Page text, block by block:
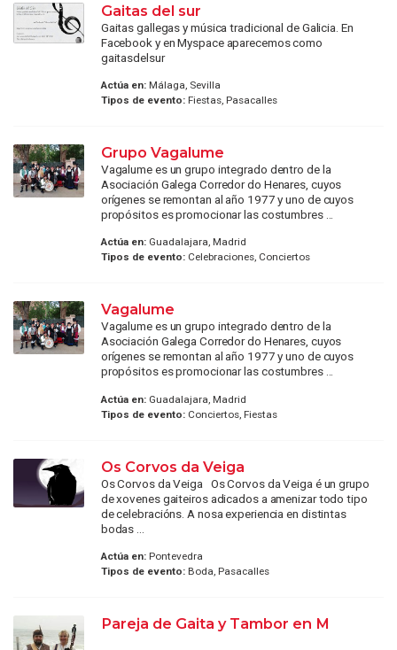
Gaitas del sur
Gaitas gallegas y música tradicional de Galicia. En
Facebook y en Myspace aparecemos como
gaitasdelsur
Actúa en:Málaga, Sevilla
Tipos de evento:Fiestas, Pasacalles
Grupo Vagalume
Vagalume es un grupo integrado dentro de la
Asociación Galega Corredor do Henares, cuyos
orígenes se remontan al año 1977 y uno de cuyos
propósitos es promocionar las costumbres ...
Actúa en:Guadalajara, Madrid
Tipos de evento:Celebraciones, Conciertos
Vagalume
Vagalume es un grupo integrado dentro de la
Asociación Galega Corredor do Henares, cuyos
orígenes se remontan al año 1977 y uno de cuyos
propósitos es promocionar las costumbres ...
Actúa en:Guadalajara, Madrid
Tipos de evento:Conciertos, Fiestas
Os Corvos da Veiga
Os Corvos da Veiga Os Corvos da Veiga é un grupo
de xovenes gaiteiros adicados a amenizar todo tipo
de celebracións. A nosa experiencia en distintas
bodas ...
Actúa en:Pontevedra
Tipos de evento:Boda, Pasacalles
Pareja de Gaita y Tambor en M